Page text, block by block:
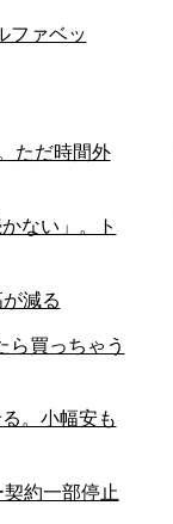
ファベッ
ただ時間外
ない」。ト
減る
ら買っちゃう
。小幅安も
約一部停止